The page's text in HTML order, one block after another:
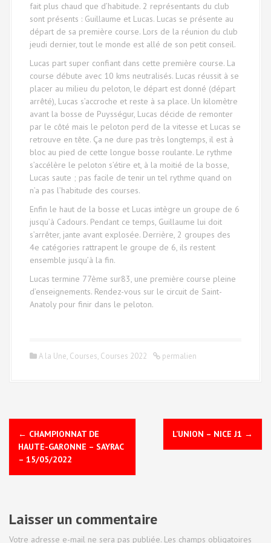
fait plus chaud que d’habitude. 2 représentants du club
sont présents : Guillaume et Lucas. Lucas se présente au
départ de sa première course. Lors de la réunion du club
jeudi dernier, tout le monde est allé de son petit conseil.
Lucas part super confiant dans cette première course. La
course débute avec 10 kms neutralisés. Lucas réussit à se
placer au milieu du peloton, le départ est donné (départ
arrêté), Lucas s’accroche et reste à sa place. Un kilomètre
avant la bosse de Puysségur, Lucas décide de remonter
par le côté mais le peloton perd de la vitesse et Lucas se
retrouve en tête. Ça ne dure pas très longtemps, il est à
bloc au pied de cette longue bosse roulante. Le rythme
s’accélère le peloton s’étire et, à la moitié de la bosse,
Lucas saute ; pas facile de tenir un tel rythme quand on
n’a pas l’habitude des courses.
Enfin le haut de la bosse et Lucas intègre un groupe de 6
jusqu’à Cadours. Pendant ce temps, Guillaume lui doit
s’arrêter, jante avant explosée. Derrière, 2 groupes des
4e catégories rattrapent le groupe de 6, ils restent
ensemble jusqu’à la fin.
Lucas termine 77ème sur83, une première course pleine
d’enseignements. Rendez-vous sur le circuit de Saint-
Anatoly pour finir dans le peloton.
A la Une, Courses, Courses 2022 permalien
N
a
v
g
← CHAMPIONNAT DE
HAUTE-GARONNE – SAYRAC
– 15/05/2022
L’UNION – NICE J1 →
Laisser un commentaire
Votre adresse e-mail ne sera pas publiée. Les champs obligatoires